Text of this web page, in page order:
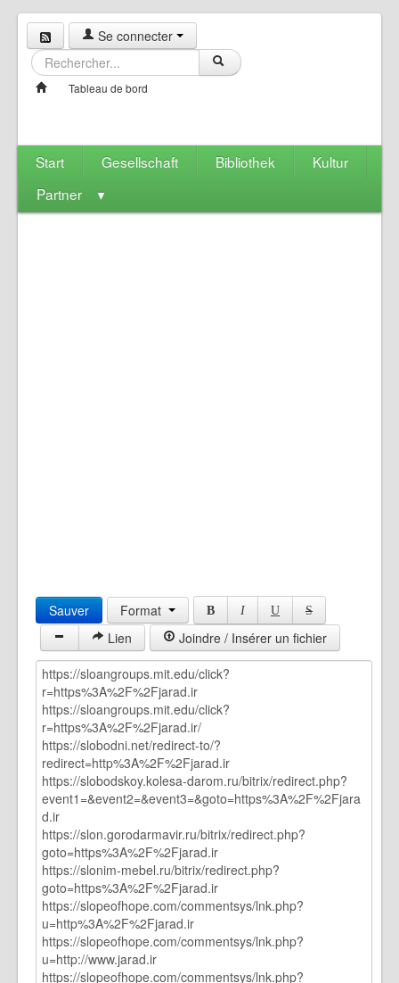
Se connecter
Tableau de bord
Start Gesellschaft Bibliothek
Kultur
Partner
▼
Sauver Format B I U S
Lien Joindre / Insérer un fichier